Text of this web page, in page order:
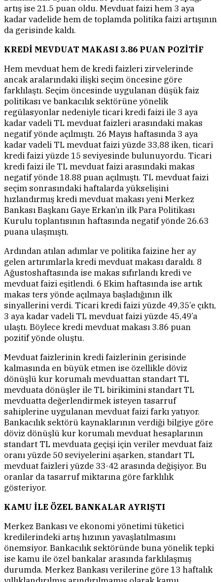
artış ise 21.5 puan oldu. Mevduat faizi hem 3 aya
kadar vadelide hem de toplamda politika faizi artışının
da gerisinde kaldı.
KREDİ MEVDUAT MAKASI 3.86 PUAN POZİTİF
Hem mevduat hem de kredi faizleri zirvelerinde
ancak aralarındaki ilişki seçim öncesine göre
farklılaştı. Seçim öncesinde uygulanan düşük faiz
politikası ve bankacılık sektörüne yönelik
regülasyonlar nedeniyle ticari kredi faizi ile 3 aya
kadar vadeli TL mevduat faizleri arasındaki makas
negatif yönde açılmıştı. 26 Mayıs haftasında 3 aya
kadar vadeli TL mevduat faizi yüzde 33,88 iken, ticari
kredi faizi yüzde 15 seviyesinde bulunuyordu. Ticari
kredi faizi ile TL mevduat faizi arasındaki makas
negatif yönde 18.88 puan açılmıştı. TL mevduat faizi
seçim sonrasındaki haftalarda yükselişini
hızlandırmış kredi mevduat makası yeni Merkez
Bankası Başkanı Gaye Erkan’ın ilk Para Politikası
Kurulu toplantısının haftasında negatif yönde 26.63
puana ulaşmıştı.
Ardından atılan adımlar ve politika faizine her ay
gelen artırımlarla kredi mevduat makası daraldı. 8
Ağustoshaftasında ise makas sıfırlandı kredi ve
mevduat faizi eşitlendi. 6 Ekim haftasında ise artık
makas ters yönde açılmaya başladığının ilk
sinyallerini verdi. Ticari kredi faizi yüzde 49,35’e çıktı,
3 aya kadar vadeli TL mevduat faizi yüzde 45,49’a
ulaştı. Böylece kredi mevduat makası 3.86 puan
pozitif yönde oluştu.
Mevduat faizlerinin kredi faizlerinin gerisinde
kalmasında en büyük etmen ise özellikle döviz
dönüşlü kur korumalı mevduattan standart TL
mevduata dönüşler ile TL birikimini standart TL
mevduatta değerlendirmek isteyen tasarruf
sahiplerine uygulanan mevduat faizi farkı yatıyor.
Bankacılık sektörü kaynaklarının verdiği bilgiye göre
döviz dönüşlü kur korumalı mevduat hesaplarının
standart TL mevduata geçişi için veriler mevduat faiz
oranı yüzde 50 seviyelerini aşarken, standart TL
mevduat faizleri yüzde 33-42 arasında değişiyor. Bu
oranlar da tasarruf miktarına göre farklılık
gösteriyor.
KAMU İLE ÖZEL BANKALAR AYRIŞTI
Merkez Bankası ve ekonomi yönetimi tüketici
kredilerindeki artış hızının yavaşlatılmasını
önemsiyor. Bankacılık sektöründe buna yönelik tepki
ise kamu ile özel bankalar arasında farklılaşmış
durumda. Merkez Bankası verilerine göre 13 haftalık